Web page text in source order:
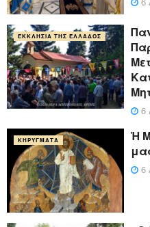
ΕΚΚΛΗΣΊΑ ΤΗΣ ΕΛΛΆΔΟΣ
6
ΚΗΡΎΓΜΑΤΑ
Ἡ
6